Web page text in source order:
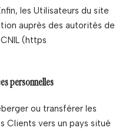
les Utilisateurs du site
auprès des autorités de
(https
personnelles
ou transférer les
Clients vers un pays situé